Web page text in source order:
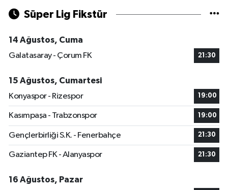
Süper Lig Fikstür
14 Ağustos, Cuma
Galatasaray - Çorum FK
21:30
15 Ağustos, Cumartesi
Konyaspor - Rizespor
19:00
Kasımpaşa - Trabzonspor 19:00
Gençlerbirliği S.K. - Fenerbahçe 21:30
Gaziantep FK - Alanyaspor 21:30
16 Ağustos, Pazar